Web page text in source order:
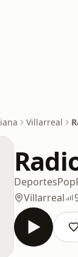
Villarreal
DeportesPop
Villarreal